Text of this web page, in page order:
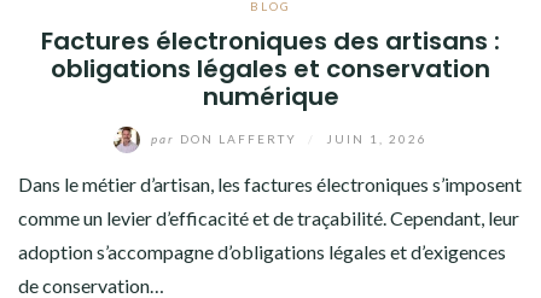
BLOG
Factures électroniques des artisans :
obligations légales et conservation
numérique
par DON LAFFERTY JUIN 1, 2026
Dans le métier d’artisan, les factures électroniques s’imposent
comme un levier d’efficacité et de traçabilité. Cependant, leur
adoption s’accompagne d’obligations légales et d’exigences
de conservation…